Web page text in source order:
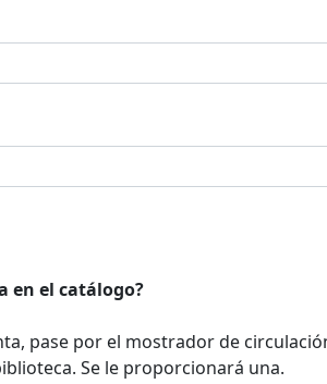
en el catálogo?
pase por el mostrador de
Se le proporcionará una.